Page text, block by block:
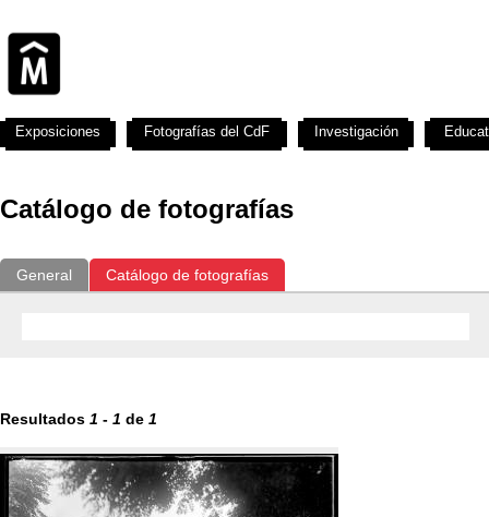
Catálogo de fotografías
General Catálogo de fotografías
Resultados 1 - 1 de 1
Exposiciones Fotografías del CdF Investigación